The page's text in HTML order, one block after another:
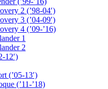
2 (’98-04′)
3 (’04-09′)
4 (’09-’16)
1
2
12′)
(’05-13′)
(’11-’18)